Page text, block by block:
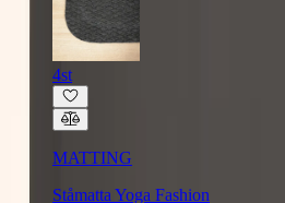
4st
MATTING
Ståmatta Yoga Fashion